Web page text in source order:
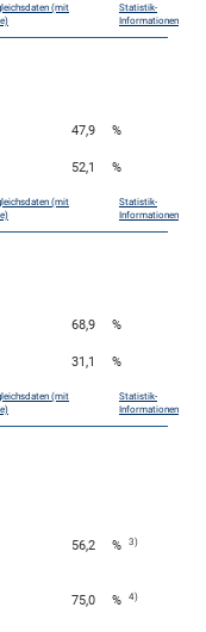
(mit
Statistik-
Informationen
47,9 %
52,1 %
(mit
Statistik-
Informationen
68,9 %
31,1 %
(mit
Statistik-
Informationen
56,2 % 3)
75,0 % 4)